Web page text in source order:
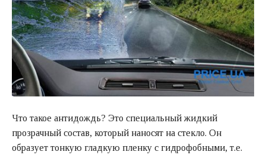
Что такое антидождь? Это специальный жидкий
прозрачный состав, который наносят на стекло. Он
образует тонкую гладкую пленку с гидрофобными, т.е.